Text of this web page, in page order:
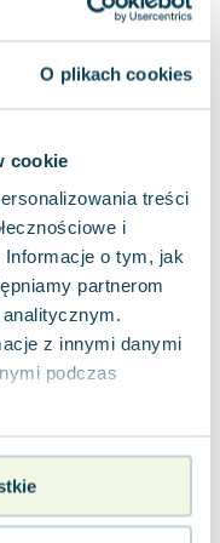
O plikach cookies
cookie
treści
i
o tym, jak
partnerom
z innymi danymi
podczas